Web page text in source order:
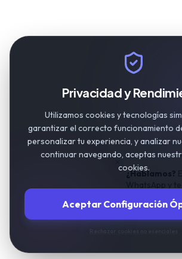
¿Hablamos?
Privacidad y
Utilizamos cookies y tecnologías
garantizar el correcto funcionamiento
personalizar tu experiencia, y analizar
continuar navegando, aceptas
cookies.
Aceptar Configuración